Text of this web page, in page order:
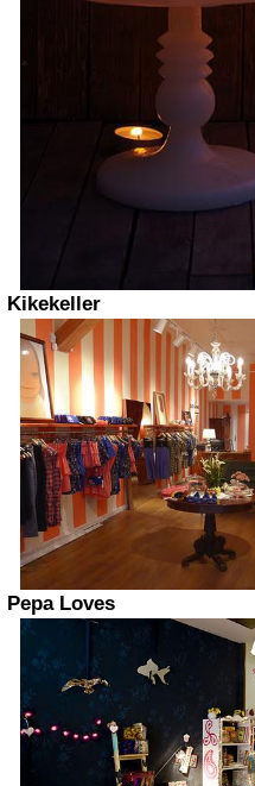
Kikekeller
Pepa Loves